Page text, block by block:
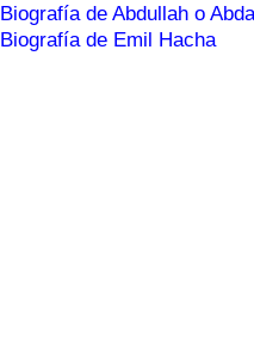
Biografía de Abdullah o
Biografía de Emil Hacha